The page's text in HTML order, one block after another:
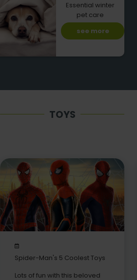
Essential winter
pet care
see more
TOYS
Spider-Man's 5 Coolest Toys
Lots of fun with this beloved